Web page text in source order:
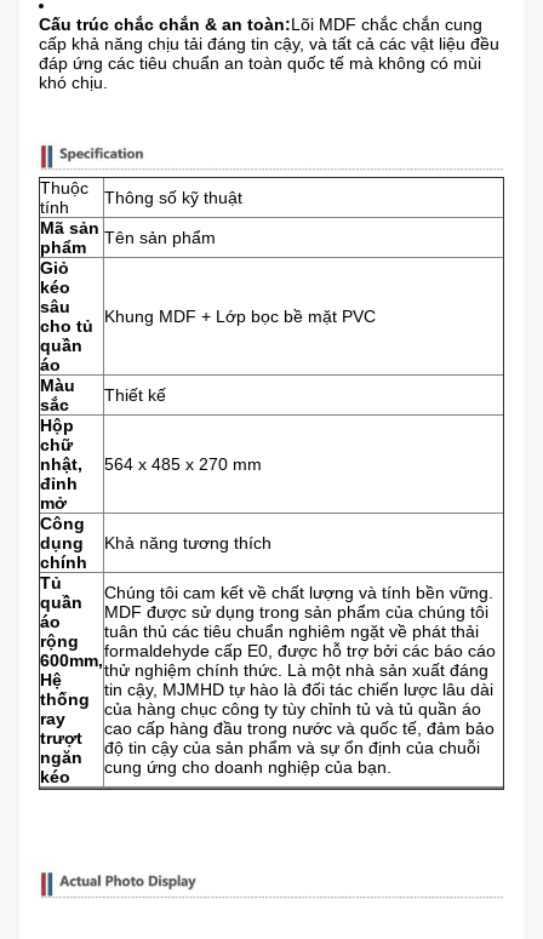
Cấu trúc chắc chắn & an toàn:Lõi MDF chắc chắn cung
cấp khả năng chịu tải đáng tin cậy, và tất cả các vật liệu đều
đáp ứng các tiêu chuẩn an toàn quốc tế mà không có mùi
khó chịu.
Thuộc
tính
Thông số kỹ thuật
Mã sản
phẩm
Tên sản phẩm
Giỏ
kéo
sâu
cho tủ
quần
áo
Khung MDF + Lớp bọc bề mặt PVC
Màu
sắc
Thiết kế
Hộp
chữ
nhật,
đỉnh
mở
564 x 485 x 270 mm
Công
dụng
chính
Khả năng tương thích
Tủ
quần
áo
rộng
600mm,
Hệ
thống
ray
trượt
ngăn
kéo
Chúng tôi cam kết về chất lượng và tính bền vững.
MDF được sử dụng trong sản phẩm của chúng tôi
tuân thủ các tiêu chuẩn nghiêm ngặt về phát thải
formaldehyde cấp E0, được hỗ trợ bởi các báo cáo
thử nghiệm chính thức. Là một nhà sản xuất đáng
tin cậy, MJMHD tự hào là đối tác chiến lược lâu dài
của hàng chục công ty tùy chỉnh tủ và tủ quần áo
cao cấp hàng đầu trong nước và quốc tế, đảm bảo
độ tin cậy của sản phẩm và sự ổn định của chuỗi
cung ứng cho doanh nghiệp của bạn.